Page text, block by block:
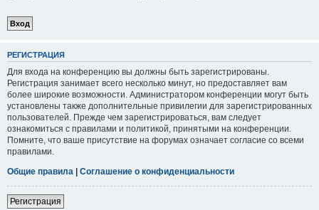
РЕГИСТРАЦИЯ
Для входа на конференцию вы должны быть зарегистрированы.
Регистрация занимает всего несколько минут, но предоставляет вам
более широкие возможности. Администратором конференции могут быть
установлены также дополнительные привилегии для зарегистрированных
пользователей. Прежде чем зарегистрироваться, вам следует
ознакомиться с правилами и политикой, принятыми на конференции.
Помните, что ваше присутствие на форумах означает согласие со всеми
правилами.
Общие правила | Соглашение о конфиденциальности
Регистрация